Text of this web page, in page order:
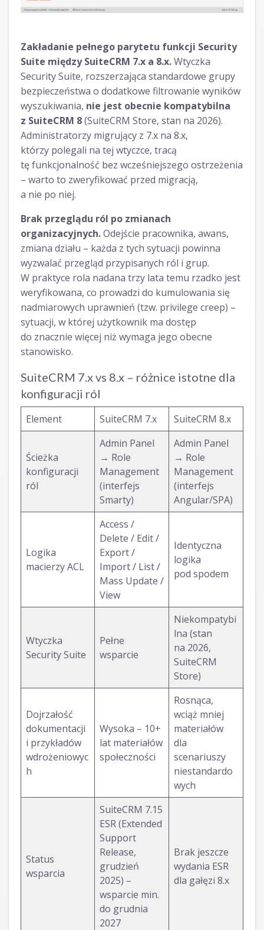
Zakładanie pełnego parytetu funkcji Security
Suite między SuiteCRM 7.x a 8.x.Wtyczka
Security Suite, rozszerzająca standardowe grupy
bezpieczeństwa o dodatkowe filtrowanie wyników
wyszukiwania, nie jest obecnie kompatybilna
z SuiteCRM 8(SuiteCRM Store, stan na 2026).
Administratorzy migrujący z 7.x na 8.x,
którzy polegali na tej wtyczce, tracą
tę funkcjonalność bez wcześniejszego ostrzeżenia
– warto to zweryfikować przed migracją,
a nie po niej.
Brak przeglądu ról po zmianach
organizacyjnych.Odejście pracownika, awans,
zmiana działu – każda z tych sytuacji powinna
wyzwalać przegląd przypisanych ról i grup.
W praktyce rola nadana trzy lata temu rzadko jest
weryfikowana, co prowadzi do kumulowania się
nadmiarowych uprawnień (tzw. privilege creep) –
sytuacji, w której użytkownik ma dostęp
do znacznie więcej niż wymaga jego obecne
stanowisko.
SuiteCRM 7.x vs 8.x – różnice istotne dla
konfiguracji ról
Element SuiteCRM 7.x SuiteCRM 8.x
Ścieżka
konfiguracji
ról
Admin Panel
→ Role
Management
(interfejs
Smarty)
Admin Panel
→ Role
Management
(interfejs
Angular/SPA)
Logika
macierzy ACL
Access /
Delete / Edit /
Export /
Import / List /
Mass Update /
View
Identyczna
logika
pod spodem
Wtyczka
Security Suite
Pełne
wsparcie
Niekompatybi
lna (stan
na 2026,
SuiteCRM
Store)
Dojrzałość
dokumentacji
i przykładów
wdrożeniowyc
h
Wysoka – 10+
lat materiałów
społeczności
Rosnąca,
wciąż mniej
materiałów
dla
scenariuszy
niestandardo
wych
Status
wsparcia
SuiteCRM 7.15
ESR (Extended
Support
Release,
grudzień
2025) –
wsparcie min.
do grudnia
2027
Brak jeszcze
wydania ESR
dla gałęzi 8.x